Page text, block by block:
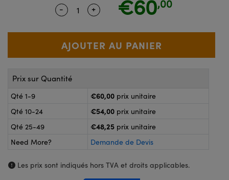
de Poche ou à Mesure Directe
: Microscopie
: Caméras
Optiques Lightpath
Gratings™
Quantity Selector
- Use the plus and minus buttons to
+ €60,00
Prix sur Quantité
Qté 1-9 €60,00 prix unitaire
Qté 10-24
€54,00 prix unitaire
Qté 25-49
€48,25 prix unitaire
Need More?
Demande de Devis
Les prix sont indiqués hors TVA et droits applicables.